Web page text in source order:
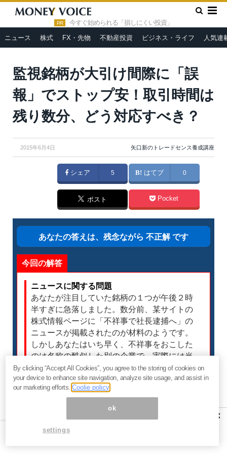
PR 今すぐ始められる「損しにくい投資」
ニュース 株式 FX・先物 不動産投資 ビジネス・ライフ 人気連
HOME » 人気連載 »
監
視銘柄が大引け間際に「誤報」でストップ安！取引時間は残り数
監視銘柄が大引け間際に「誤
報」でストップ安！取引時間は
残り数分、どう対応すべき？
2015年6月4日 矢口新のトレードセンス養成講座
シェア 5 はてブ 0
ポスト Pocket
あなたの答えは、残念ながら 不正解 です
今回の解答
ニュースに関する問題
あなたが注目していた銘柄の１つが午後２時
半すぎに急落しました。数分前、某サイトの
株式情報ページに「不祥事で社長逮捕へ」の
ニュースが掲載されたのが材料のようです。
しかしあなたはいち早く、不祥事をおこした
のは名称の酷似した別の企業で、実際には当
該銘柄と何ら関係がないことを突き止めま
す。株価はストップ安に張り付きました。取
引時間は残り数分、この状況にどう対応する
×
By clicking “Accept All Cookies”, you agree to the storing of cookies on
your device to enhance site navigation, analyze site usage, and assist in
our marketing efforts.Coolie policy
ok
settings